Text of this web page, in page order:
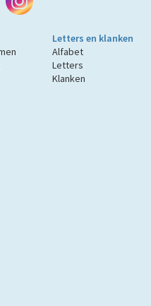
Letters en klanken
Alfabet
Letters
Klanken